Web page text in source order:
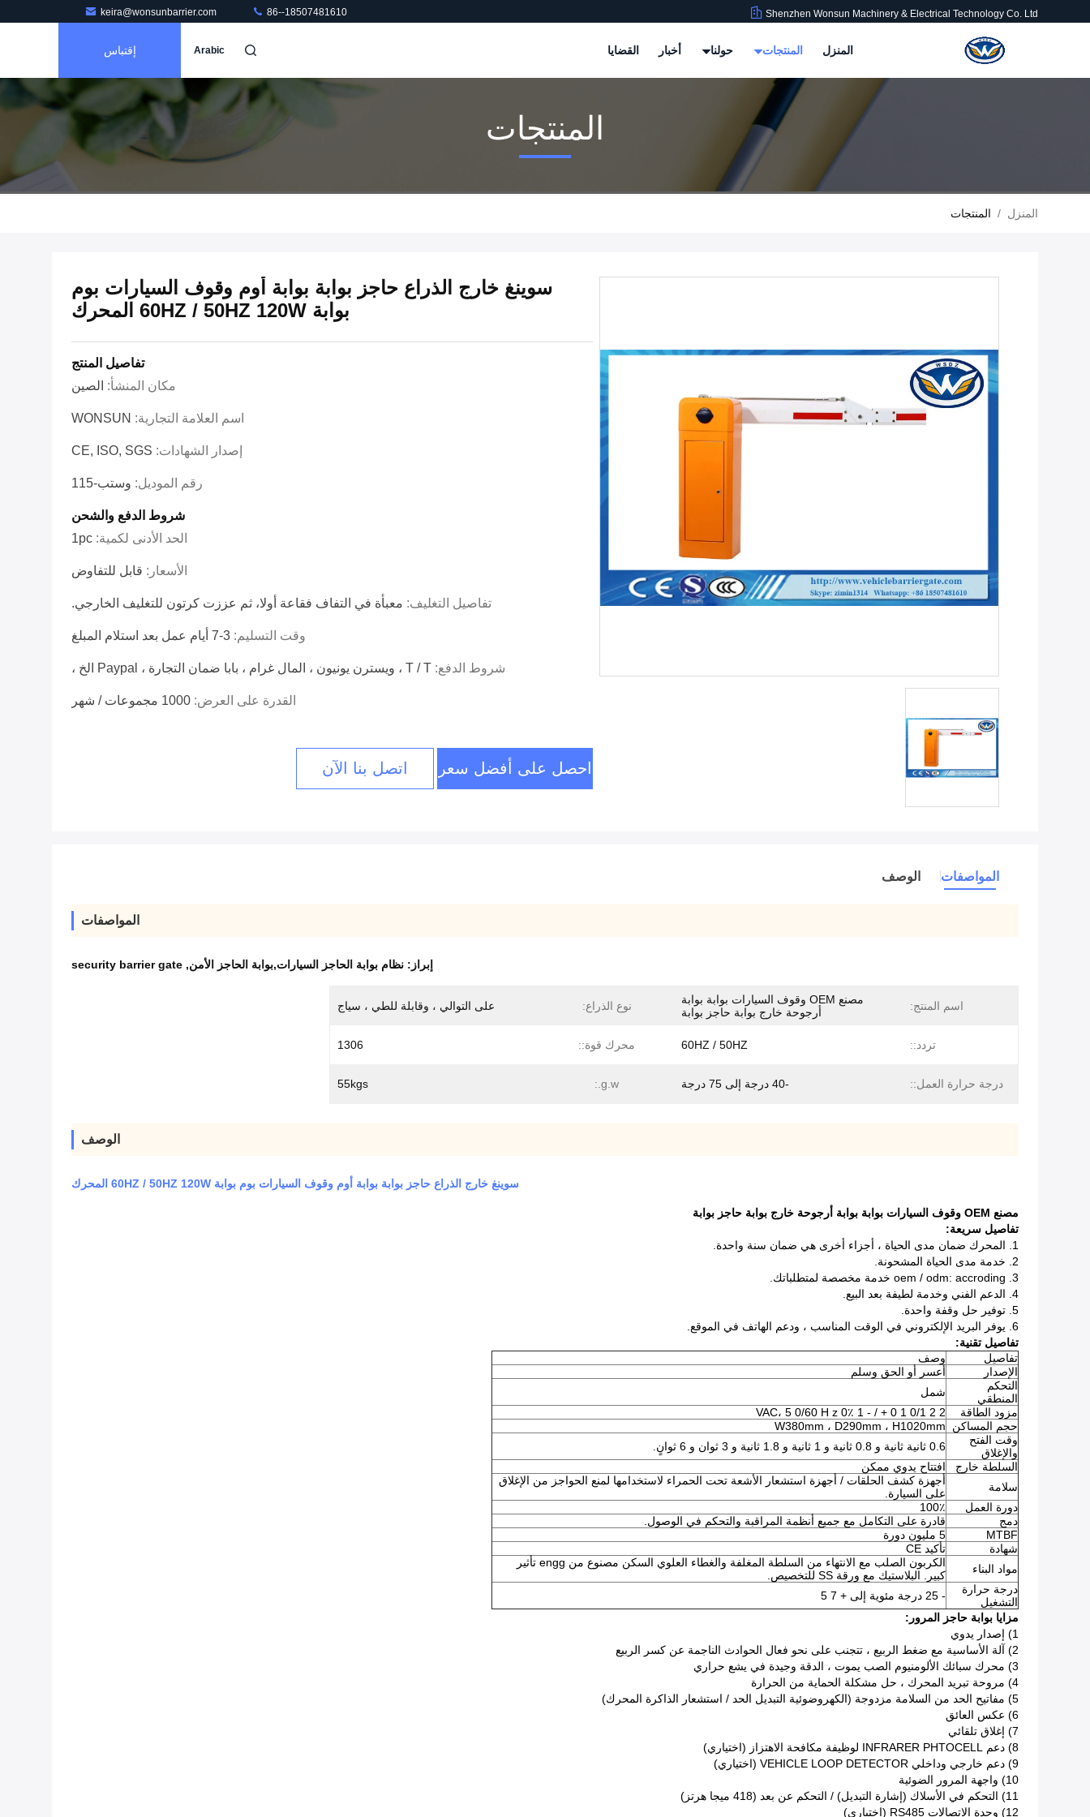
Shenzhen Wonsun Machinery & Electrical Technology Co. Ltd
keira@wonsunbarrier.com 86--18507481610
المنزل المنتجات حولنا أخبار القضايا Arabic إقتباس
المنتجات
المنزل / المنتجات
سوينغ خارج الذراع حاجز بوابة بوابة أوم وقوف السيارات بوم
بوابة 60HZ / 50HZ 120W المحرك
تفاصيل المنتج
مكان المنشأ: الصين
اسم العلامة التجارية: WONSUN
إصدار الشهادات: CE, ISO, SGS
رقم الموديل: وستب-115
شروط الدفع والشحن
الحد الأدنى لكمية: 1pc
الأسعار: قابل للتفاوض
تفاصيل التغليف: معبأة في التفاف فقاعة أولا، ثم عززت كرتون للتغليف الخارجي.
وقت التسليم: 3-7 أيام عمل بعد استلام المبلغ
شروط الدفع: T / T ، ويسترن يونيون ، المال غرام ، بابا ضمان التجارة ، Paypal الخ ،
القدرة على العرض: 1000 مجموعات / شهر
احصل على أفضل سعر اتصل بنا الآن
المواصفات الوصف
المواصفات
إبراز: نظام بوابة الحاجز السيارات,بوابة الحاجز الأمن,
security barrier gate
اسم المنتج:
مصنع OEM وقوف السيارات بوابة بوابة
أرجوحة خارج بوابة حاجز بوابة
نوع الذراع: على التوالي ، وقابلة للطي ، سياج
تردد:: 60HZ / 50HZ محرك قوة:: 1306
درجة حرارة العمل:: -40 درجة إلى 75 درجة g.w.:
55kgs
الوصف
سوينغ خارج الذراع حاجز بوابة بوابة أوم وقوف السيارات بوم بوابة 60HZ / 50HZ 120W المحرك
مصنع OEM وقوف السيارات بوابة بوابة أرجوحة خارج بوابة حاجز بوابة
تفاصيل سريعة:
1. المحرك ضمان مدى الحياة ، أجزاء أخرى هي ضمان سنة واحدة.
2. خدمة مدى الحياة المشحونة.
3. oem / odm: accroding خدمة مخصصة لمتطلباتك.
4. الدعم الفني وخدمة لطيفة بعد البيع.
5. توفير حل وقفة واحدة.
6. يوفر البريد الإلكتروني في الوقت المناسب ، ودعم الهاتف في الموقع.
تفاصيل تقنية:
تفاصيل
وصف
الإصدار
أعسر أو الحق وسلم
التحكم
المنطقي
شمل
مزود الطاقة
2 2 0/1 1 0 + / - 1 0٪ VAC، 5 0/60 H z
حجم المساكن
W380mm ، D290mm ، H1020mm
وقت الفتح
والإغلاق
0.6 ثانية ثانية و 0.8 ثانية و 1 ثانية و 1.8 ثانية و 3 ثوان و 6 ثوانٍ.
السلطة خارج
افتتاح يدوي ممكن
سلامة
أجهزة كشف الحلقات / أجهزة استشعار الأشعة تحت الحمراء لاستخدامها لمنع الحواجز من الإغلاق
على السيارة.
دورة العمل
100٪
دمج
قادرة على التكامل مع جميع أنظمة المراقبة والتحكم في الوصول.
MTBF
5 مليون دورة
شهادة
تأكيد CE
مواد البناء
الكربون الصلب مع الانتهاء من السلطة المغلفة والغطاء العلوي السكن مصنوع من engg تأثير
كبير. البلاستيك مع ورقة SS للتخصيص.
درجة حرارة
التشغيل
- 25 درجة مئوية إلى + 7 5
مزايا بوابة حاجز المرور:
1) إصدار يدوي
2) آلة الأساسية مع ضغط الربيع ، تتجنب على نحو فعال الحوادث الناجمة عن كسر الربيع
3) محرك سبائك الألومنيوم الصب يموت ، الدقة وجيدة في يشع حراري
4) مروحة تبريد المحرك ، حل مشكلة الحماية من الحرارة
5) مفاتيح الحد من السلامة مزدوجة (الكهروضوئية التبديل الحد / استشعار الذاكرة المحرك)
6) عكس العائق
7) إغلاق تلقائي
8) دعم INFRARER PHTOCELL لوظيفة مكافحة الاهتزاز (اختياري)
9) دعم خارجي وداخلي VEHICLE LOOP DETECTOR (اختياري)
10) واجهة المرور الضوئية
11) التحكم في الأسلاك (إشارة التبديل) / التحكم عن بعد (418 ميجا هرتز)
12) وحدة الاتصالات RS485 (اختياري)